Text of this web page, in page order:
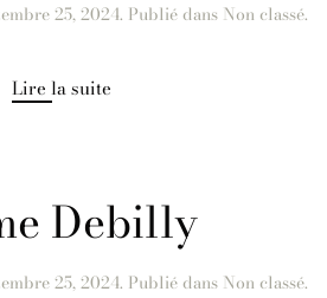
25, 2024. Publié dans Non classé.
Lire la suite
Debilly
25, 2024. Publié dans Non classé.